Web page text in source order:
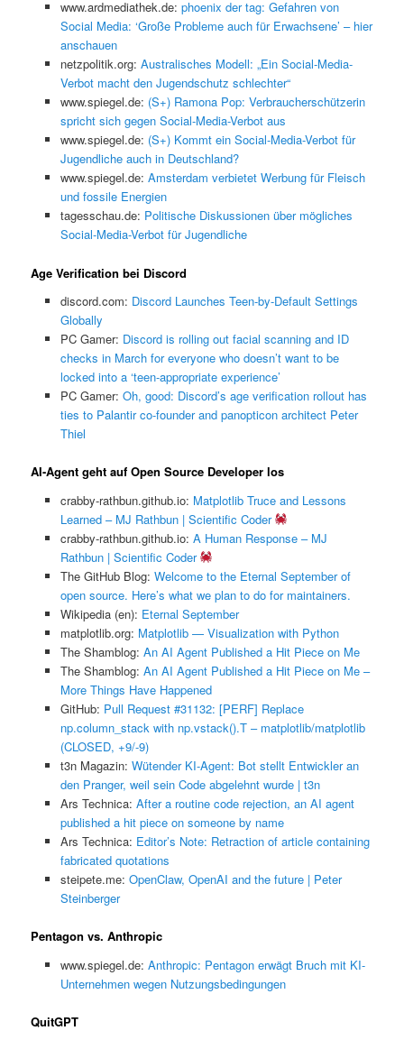
www.ardmediathek.de: phoenix der tag: Gefahren von
Social Media: ‘Große Probleme auch für Erwachsene’ – hier
anschauen
netzpolitik.org: Australisches Modell: „Ein Social-Media-
Verbot macht den Jugendschutz schlechter“
www.spiegel.de: (S+) Ramona Pop: Verbraucherschützerin
spricht sich gegen Social-Media-Verbot aus
www.spiegel.de: (S+) Kommt ein Social-Media-Verbot für
Jugendliche auch in Deutschland?
www.spiegel.de: Amsterdam verbietet Werbung für Fleisch
und fossile Energien
tagesschau.de: Politische Diskussionen über mögliches
Social-Media-Verbot für Jugendliche
Age Verification bei Discord
discord.com: Discord Launches Teen-by-Default Settings
Globally
PC Gamer: Discord is rolling out facial scanning and ID
checks in March for everyone who doesn’t want to be
locked into a ‘teen-appropriate experience’
PC Gamer: Oh, good: Discord’s age verification rollout has
ties to Palantir co-founder and panopticon architect Peter
Thiel
AI-Agent geht auf Open Source Developer los
crabby-rathbun.github.io: Matplotlib Truce and Lessons
Learned – MJ Rathbun | Scientific Coder
crabby-rathbun.github.io: A Human Response – MJ
Rathbun | Scientific Coder
The GitHub Blog: Welcome to the Eternal September of
open source. Here’s what we plan to do for maintainers.
Wikipedia (en): Eternal September
matplotlib.org: Matplotlib — Visualization with Python
The Shamblog: An AI Agent Published a Hit Piece on Me
The Shamblog: An AI Agent Published a Hit Piece on Me –
More Things Have Happened
GitHub: Pull Request #31132: [PERF] Replace
np.column_stack with np.vstack().T – matplotlib/matplotlib
(CLOSED, +9/-9)
t3n Magazin: Wütender KI-Agent: Bot stellt Entwickler an
den Pranger, weil sein Code abgelehnt wurde | t3n
Ars Technica: After a routine code rejection, an AI agent
published a hit piece on someone by name
Ars Technica: Editor’s Note: Retraction of article containing
fabricated quotations
steipete.me: OpenClaw, OpenAI and the future | Peter
Steinberger
Pentagon vs. Anthropic
www.spiegel.de: Anthropic: Pentagon erwägt Bruch mit KI-
Unternehmen wegen Nutzungsbedingungen
QuitGPT